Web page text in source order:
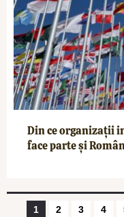
Din ce organizații
face parte și
1 2 3 4